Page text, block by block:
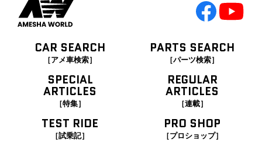
CAR SEARCH
［アメ車検索］
PARTS SEARCH
［パーツ検索］
SPECIAL
ARTICLES
［特集］
REGULAR
ARTICLES
［連載］
TEST RIDE
［試乗記］
PRO SHOP
［プロショップ］